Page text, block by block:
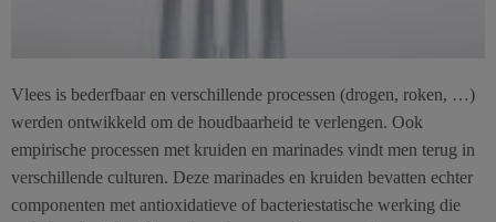
Vlees is bederfbaar en verschillende processen (drogen, roken, …)
werden ontwikkeld om de houdbaarheid te verlengen. Ook
empirische processen met kruiden en marinades vindt men terug in
verschillende culturen. Deze marinades en kruiden bevatten echter
componenten met antioxidatieve of bacteriestatische werking die